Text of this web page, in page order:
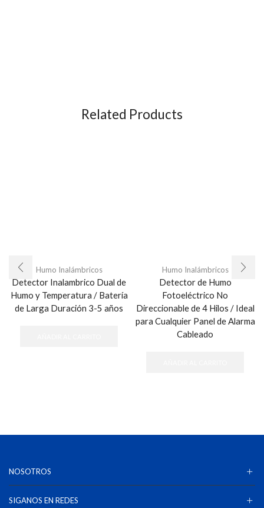
Related Products
Humo Inalámbricos
Detector Inalambrico Dual de
Humo y Temperatura / Batería
de Larga Duración 3-5 años
Humo Inalámbricos
Detector de Humo
Fotoeléctrico No
Direccionable de 4 Hilos / Ideal
para Cualquier Panel de Alarma
Cableado
NOSOTROS
SIGANOS EN REDES